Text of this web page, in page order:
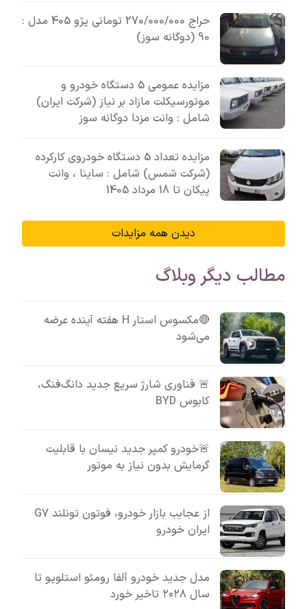
حراج 270/000/000 تومانی پژو 405 مدل :
90 (دوگانه سوز)
مزایده عمومی 5 دستگاه خودرو و
موتورسیکلت مازاد بر نیاز (شرکت ایران)
شامل : وانت مزدا دوگانه سوز
مزایده تعداد 5 دستگاه خودروی کارکرده
(شرکت شمس) شامل : ساینا ، وانت
پیکان تا 18 مرداد 1405
دیدن همه مزایدات
مطالب دیگر وبلاگ
🔴مکسوس استار H هفته آینده عرضه
می‌شود
🚨 فناوری شارژ سریع جدید دانگ‌فنگ،
کابوس BYD
🚨خودرو کمپر جدید نیسان با قابلیت
گرمایش بدون نیاز به موتور
از عجایب بازار خودرو، فوتون تونلند G7
ایران خودرو
مدل جدید خودرو آلفا رومئو استلویو تا
سال ۲۰۲۸ تاخیر خورد